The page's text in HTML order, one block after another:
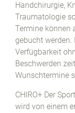
Handchirurgie,
Traumatologie
Termine können
gebucht
Verfügbarkeit
Beschwerden
Wunschtermine
CHIRO+ Der
wird von einem